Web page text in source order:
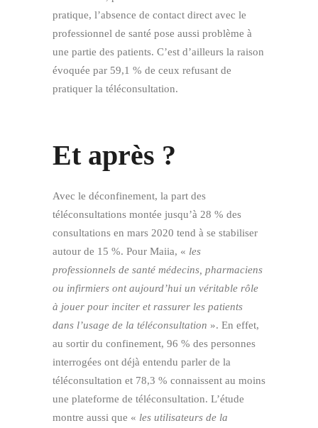
pratique, l’absence de contact direct avec le
professionnel de santé pose aussi problème à
une partie des patients. C’est d’ailleurs la raison
évoquée par 59,1 % de ceux refusant de
pratiquer la téléconsultation.
Et après ?
Avec le déconfinement, la part des
téléconsultations montée jusqu’à 28 % des
consultations en mars 2020 tend à se stabiliser
autour de 15 %. Pour Maiia, « les
professionnels de santé médecins, pharmaciens
ou infirmiers ont aujourd’hui un véritable rôle
à jouer pour inciter et rassurer les patients
dans l’usage de la téléconsultation ». En effet,
au sortir du confinement, 96 % des personnes
interrogées ont déjà entendu parler de la
téléconsultation et 78,3 % connaissent au moins
une plateforme de téléconsultation. L’étude
montre aussi que « les utilisateurs de la